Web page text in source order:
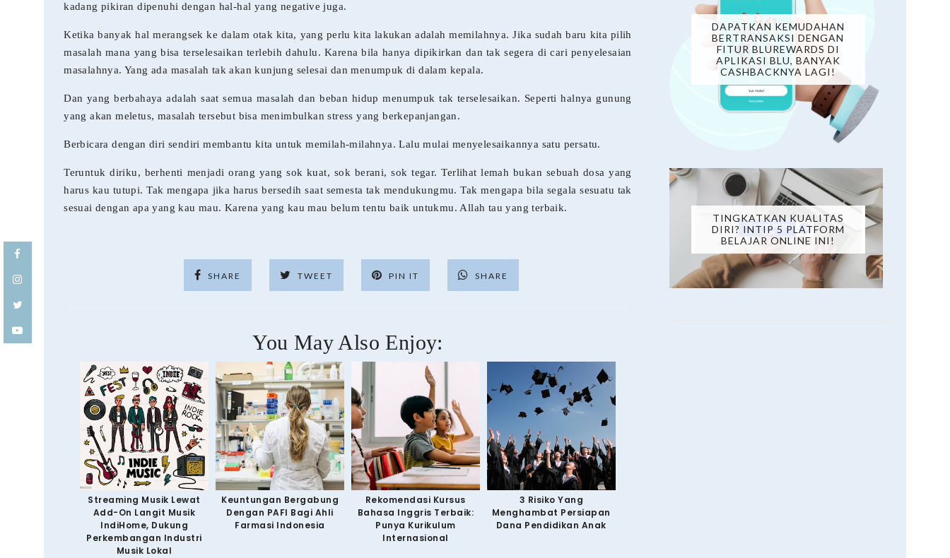
kadang pikiran dipenuhi dengan hal-hal yang negative juga.
Ketika banyak hal merangsek ke dalam otak kita, yang perlu kita lakukan adalah memilahnya. Jika sudah baru kita pilih
masalah mana yang bisa terselesaikan terlebih dahulu. Karena bila hanya dipikirkan dan tak segera di cari penyelesaian
masalahnya. Yang ada masalah tak akan kunjung selesai dan menumpuk di dalam kepala.
Dan yang berbahaya adalah saat semua masalah dan beban hidup menumpuk tak terselesaikan. Seperti halnya gunung
yang akan meletus, masalah tersebut bisa menimbulkan stress yang berkepanjangan.
Berbicara dengan diri sendiri membantu kita untuk memilah-milahnya. Lalu mulai menyelesaikannya satu persatu.
Teruntuk diriku, berhenti menjadi orang yang sok kuat, sok berani, sok tegar. Terlihat lemah bukan sebuah dosa yang
harus kau tutupi. Tak mengapa jika harus bersedih saat semesta tak mendukungmu. Tak mengapa bila segala sesuatu tak
sesuai dengan apa yang kau mau. Karena yang kau mau belum tentu baik untukmu. Allah tau yang terbaik.
SHARE TWEET PIN IT SHARE
You May Also Enjoy:
Streaming Musik Lewat
Add-On Langit Musik
IndiHome, Dukung
Perkembangan Industri
Musik Lokal
Keuntungan Bergabung
Dengan PAFI Bagi Ahli
Farmasi Indonesia
Rekomendasi Kursus
Bahasa Inggris Terbaik:
Punya Kurikulum
Internasional
3 Risiko Yang
Menghambat Persiapan
Dana Pendidikan Anak
DAPATKAN KEMUDAHAN
BERTRANSAKSI DENGAN
FITUR BLUREWARDS DI
APLIKASI BLU, BANYAK
CASHBACKNYA LAGI!
TINGKATKAN KUALITAS
DIRI? INTIP 5 PLATFORM
BELAJAR ONLINE INI!